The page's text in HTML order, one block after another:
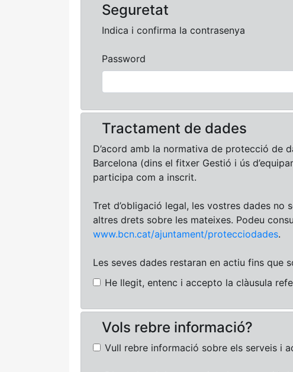
Seguretat
Indica i confirma la contrasenya
Password
Tractament de dades
D’acord amb la normativa de protecció de
Barcelona (dins el fitxer Gestió i ús
participa com a inscrit.
Tret d’obligació legal, les vostres dades
altres drets sobre les mateixes. Podeu
www.bcn.cat/ajuntament/protecciodades.
Les seves dades restaran en actiu fins que
He llegit, entenc i accepto la clàusula
Vols rebre informació?
Vull rebre informació sobre els serveis i